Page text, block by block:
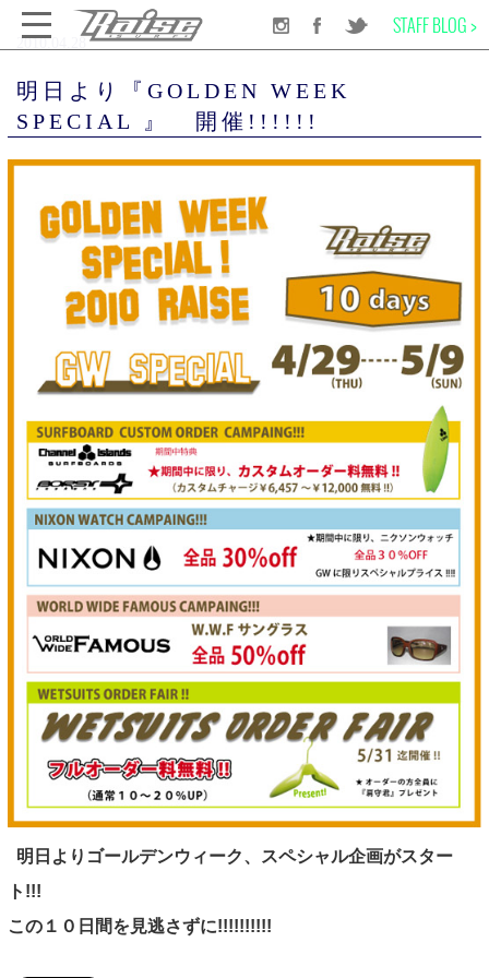
STAFF BLOG >
明日より『GOLDEN WEEK SPECIAL 』 開催!!!!!!
WET SUITS
SURF GEAR
APPAREL
SCHOOL
INFORMATION
NEWS
ABOUT US
CONTACT
2010.04.28
明日より『GOLDEN WEEK
SPECIAL 』 開催!!!!!!
明日よりゴールデンウィーク、スペシャル企画がスター
ト!!!
この１０日間を見逃さずに!!!!!!!!!!